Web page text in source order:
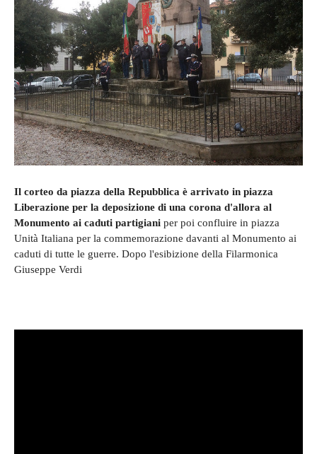
Il corteo da piazza della Repubblica è arrivato in piazza
Liberazione per la deposizione di una corona d'allora al
Monumento ai caduti partigiani per poi confluire in piazza
Unità Italiana per la commemorazione davanti al Monumento ai
caduti di tutte le guerre. Dopo l'esibizione della Filarmonica
Giuseppe Verdi